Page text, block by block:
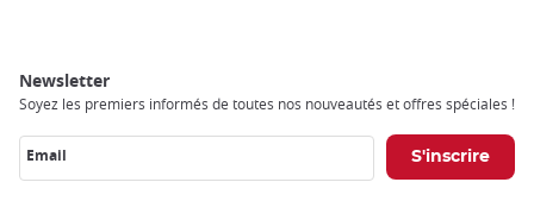
Newsletter
Soyez les premiers informés de toutes nos nouveautés et offres spéciales !
Email